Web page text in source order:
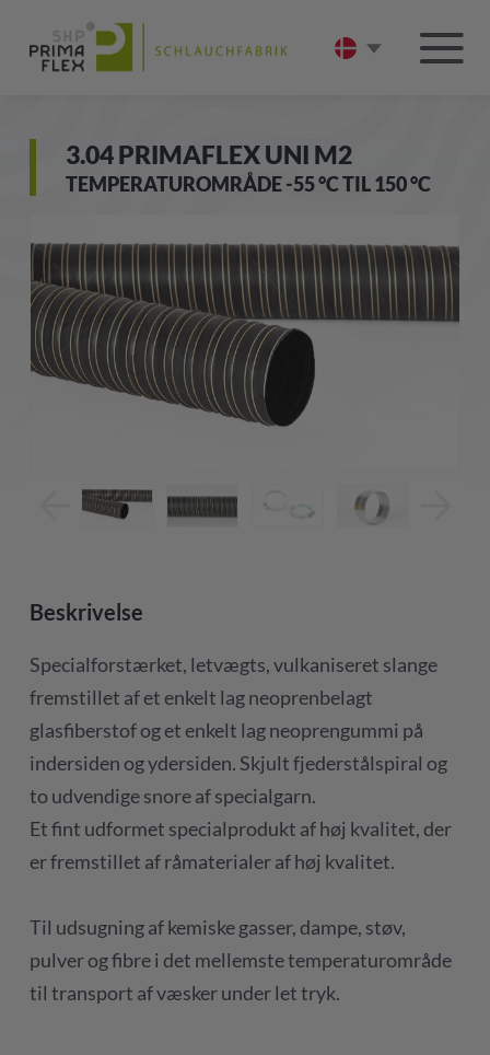
3.04 PRIMAFLEX UNI M2
TEMPERATUROMRÅDE -55 °C TIL 150 °C
Beskrivelse
Specialforstærket, letvægts, vulkaniseret slange
fremstillet af et enkelt lag neoprenbelagt
glasfiberstof og et enkelt lag neoprengummi på
indersiden og ydersiden. Skjult fjederstålspiral og
to udvendige snore af specialgarn.
Et fint udformet specialprodukt af høj kvalitet, der
er fremstillet af råmaterialer af høj kvalitet.
Til udsugning af kemiske gasser, dampe, støv,
pulver og fibre i det mellemste temperaturområde
til transport af væsker under let tryk.